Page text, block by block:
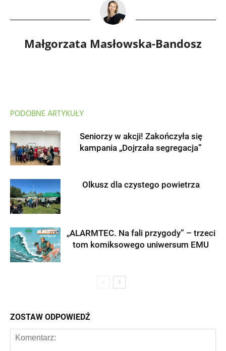
Małgorzata Masłowska-Bandosz
PODOBNE ARTYKUŁY
Seniorzy w akcji! Zakończyła się
kampania „Dojrzała segregacja”
Olkusz dla czystego powietrza
„ALARMTEC. Na fali przygody” – trzeci
tom komiksowego uniwersum EMU
ZOSTAW ODPOWIEDŹ